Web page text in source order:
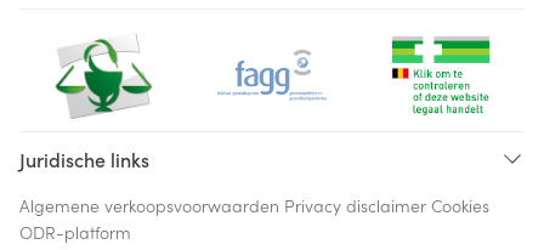
Juridische links
Algemene verkoopsvoorwaarden Privacy disclaimer Cookies
ODR-platform